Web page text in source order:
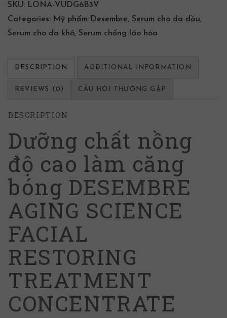
SKU: LONA-VUDG6B3V
Categories: Mỹ phẩm Desembre, Serum cho da dầu,
Serum cho da khô, Serum chống lão hóa
DESCRIPTION ADDITIONAL INFORMATION
REVIEWS (0) CÂU HỎI THƯỜNG GẶP
DESCRIPTION
Dưỡng chất nồng
độ cao làm căng
bóng DESEMBRE
AGING SCIENCE
FACIAL
RESTORING
TREATMENT
CONCENTRATE